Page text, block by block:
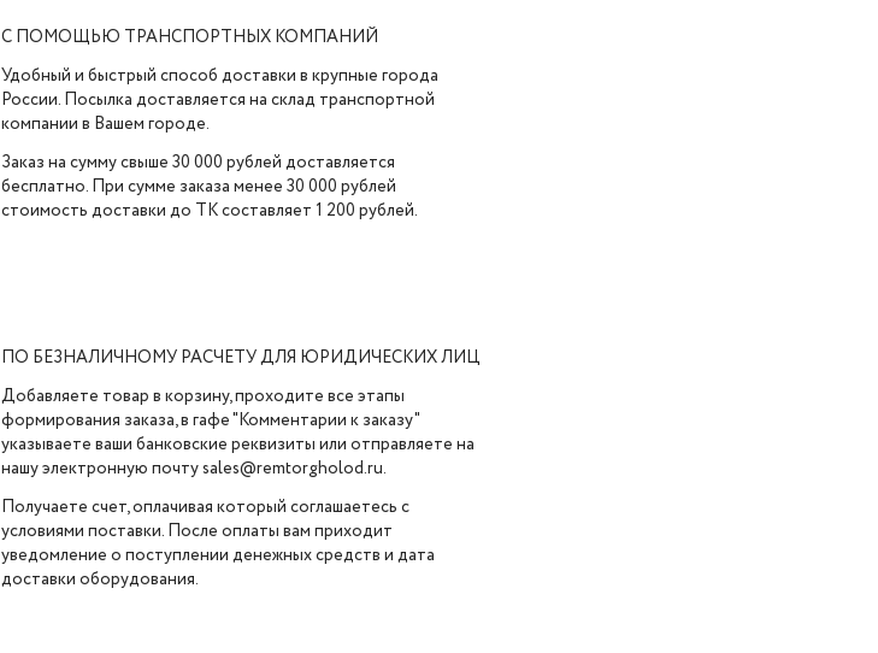
С ПОМОЩЬЮ ТРАНСПОРТНЫХ КОМПАНИЙ
Удобный и быстрый способ доставки в крупные города
России. Посылка доставляется на склад транспортной
компании в Вашем городе.
Заказ на сумму свыше 30 000 рублей доставляется
бесплатно. При сумме заказа менее 30 000 рублей
стоимость доставки до ТК составляет 1 200 рублей.
ПО БЕЗНАЛИЧНОМУ РАСЧЕТУ ДЛЯ ЮРИДИЧЕСКИХ ЛИЦ
Добавляете товар в корзину, проходите все этапы
формирования заказа, в гафе "Комментарии к заказу"
указываете ваши банковские реквизиты или отправляете на
нашу электронную почту sales@remtorgholod.ru.
Получаете счет, оплачивая который соглашаетесь с
условиями поставки. После оплаты вам приходит
уведомление о поступлении денежных средств и дата
доставки оборудования.